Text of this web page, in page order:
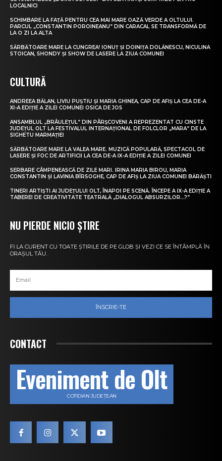
LOCALNICI
SCHIMBARE LA FAȚĂ PENTRU CEA MAI MARE OAZĂ VERDE A OLTULUI.
PARCUL „CONSTANTIN POROINEANU” DIN CARACAL SE TRANSFORMĂ DE
LA O ZI LA ALTA
SĂRBĂTOARE MARE LA CUNGREA! IONUȚ ȘI DOINIȚA DOLĂNESCU, NICULINA
STOICAN, SHONDY ȘI SHOW DE LASERE LA ZIUA COMUNEI
CULTURĂ
ANDREEA BĂLAN, LIVIU PUȘTIU ȘI MARIA GHINEA, CAP DE AFIȘ LA CEA DE-A
XI-A EDIȚIE A ZILEI COMUNEI OSICA DE JOS
ANSAMBLUL „BRÂULEȚUL” DIN PÂRȘCOVENI A REPREZENTAT CU CINSTE
JUDEȚUL OLT LA FESTIVALUL INTERNAȚIONAL DE FOLCLOR „MARA” DE LA
SIGHETU MARMAȚIEI
SĂRBĂTOARE MARE LA VALEA MARE. MUZICĂ POPULARĂ, SPECTACOL DE
LASERE ȘI FOC DE ARTIFICII LA CEA DE-A IX-A EDIȚIE A ZILEI COMUNEI
SERBARE CÂMPENEASCĂ DE ZILE MARI. IRINA MARIA BIROU, MARIA
CONSTANTIN ȘI LAVINIA BÎRSOGHE, CAP DE AFIȘ LA ZIUA COMUNEI BĂRĂȘTI
TINERI ARTIȘTI AI JUDEȚULUI OLT, ÎNAPOI PE SCENĂ. ÎNCEPE A IX-A EDIȚIE A
TABEREI DE CREATIVITATE TEATRALĂ „DIALOGUL ABSURZILOR…?”
NU PIERDE NICIO ȘTIRE
FI LA CURENT CU TOATE ȘTIRILE DE PE GLOB ȘI VEZI CE SE ÎNTÂMPLĂ ÎN
ORAȘUL TĂU.
ÎNSCRIE-TE
CONTACT
Eveniment de Olt
COTIDIAN JUDEȚEAN